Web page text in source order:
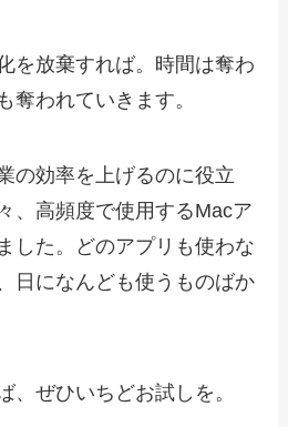
を放棄すれば。時間は奪わ
奪われていきます。
の効率を上げるのに役立
、高頻度で使用するMacア
した。どのアプリも使わな
日になんども使うものばか
、ぜひいちどお試しを。